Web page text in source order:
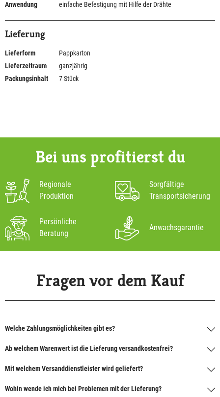
Anwendung einfache Befestigung mit Hilfe der Drähte
Lieferung
Lieferform
Pappkarton
Lieferzeitraum
ganzjährig
Packungsinhalt
7 Stück
Bei uns profitierst du
Regionale
Produktion
Sorgfältige
Transportsicherung
Persönliche
Beratung
Anwachsgarantie
Fragen vor dem Kauf
Welche Zahlungsmöglichkeiten gibt es?
Ab welchem Warenwert ist die Lieferung versandkostenfrei?
Mit welchem Versanddienstleister wird geliefert?
Wohin wende ich mich bei Problemen mit der Lieferung?